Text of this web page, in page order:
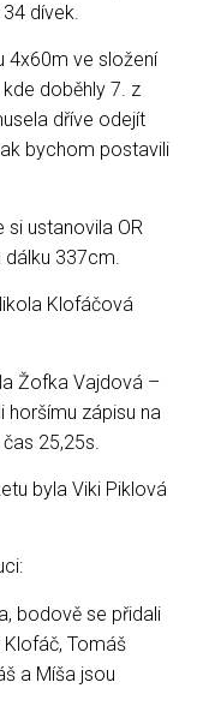
dívek.
4x60m ve složení
doběhly 7. z
dříve odejít
bychom postavili
si ustanovila OR
dálku 337cm.
Klofáčová
Žofka Vajdová –
zápisu na
25,25s.
byla Viki Piklová
bodově se přidali
Klofáč, Tomáš
a Míša jsou